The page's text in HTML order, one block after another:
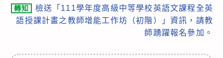
轉知
檢送「111學年度高級中等學校英語文課程全英
語授課計畫之教師增能工作坊（初階）」資訊，請教
師踴躍報名參加。